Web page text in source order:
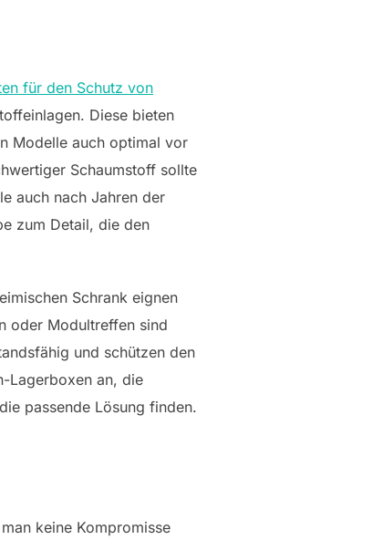
für den Schutz von
Diese bieten
Modelle auch optimal vor
Schaumstoff sollte
auch nach Jahren der
zum Detail, die den
Schrank eignen
oder Modultreffen sind
und schützen den
Lagerboxen an, die
passende Lösung finden.
keine Kompromisse